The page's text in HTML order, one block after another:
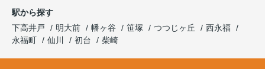
駅から探す
下高井戸
明大前 幡ヶ谷 笹塚 つつじヶ丘
西永福
永福町
仙川 初台 柴崎